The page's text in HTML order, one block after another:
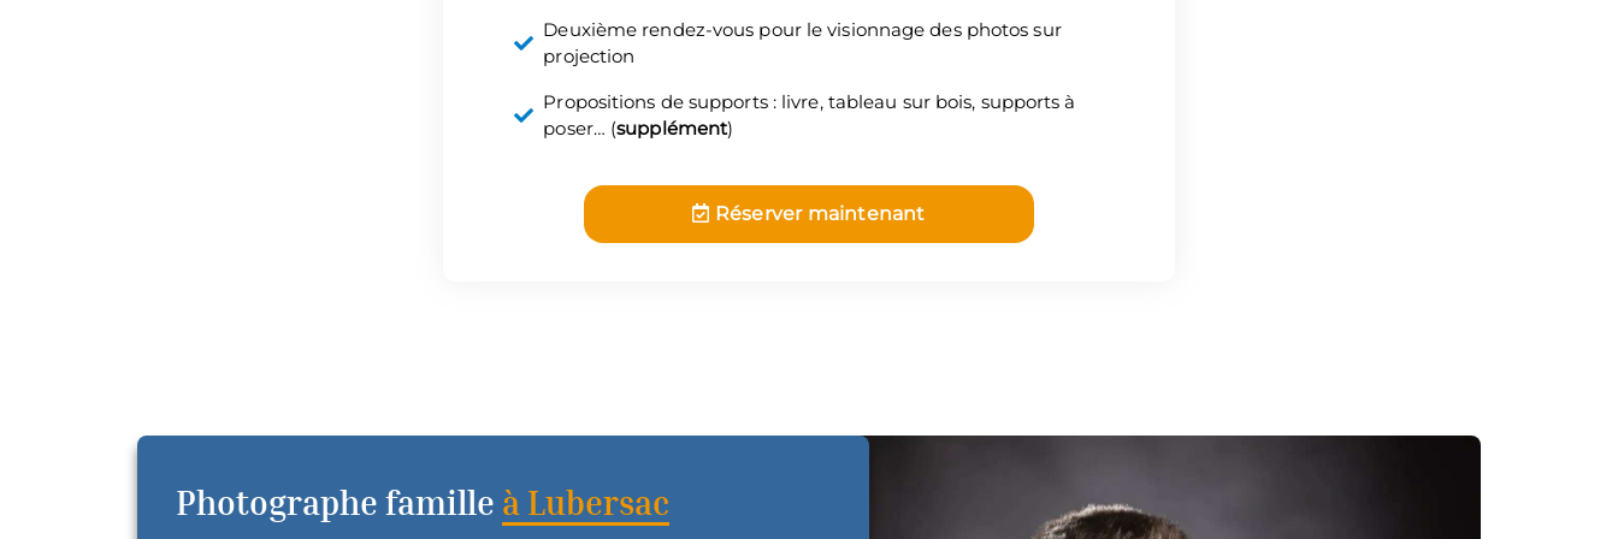
Deuxième rendez-vous pour le visionnage des photos sur
projection
Propositions de supports : livre, tableau sur bois, supports à
poser… (supplément)
Réserver maintenant
Photographe famille à Lubersac